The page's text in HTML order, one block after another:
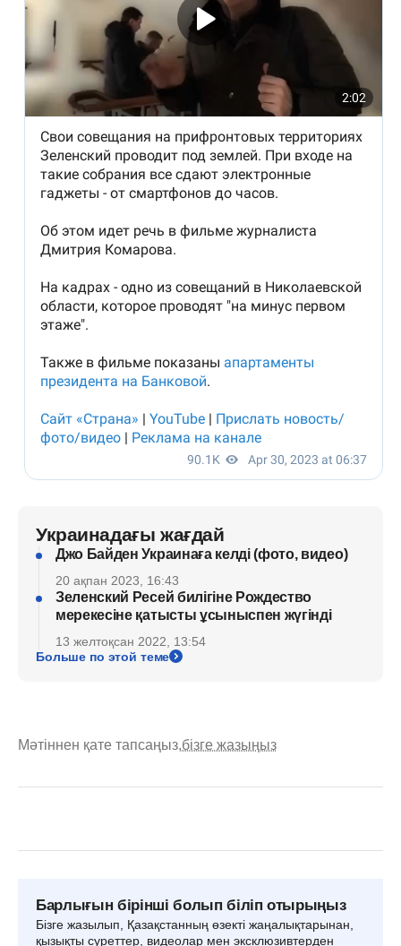
Украинадағы жағдай
Джо Байден Украинаға келді (фото, видео)
20 ақпан 2023, 16:43
Зеленский Ресей билігіне Рождество
мерекесіне қатысты ұсыныспен жүгінді
13 желтоқсан 2022, 13:54
Больше по этой теме
Мәтіннен қате тапсаңыз,бізге жазыңыз
Барлығын бірінші болып біліп отырыңыз
Бізге жазылып, Қазақстанның өзекті жаңалықтарынан,
қызықты суреттер, видеолар мен эксклюзивтерден